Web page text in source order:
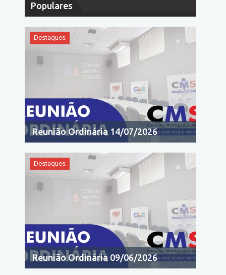
Populares
Destaques
Reunião Ordinária 14/07/2026
Destaques
Reunião Ordinária 09/06/2026